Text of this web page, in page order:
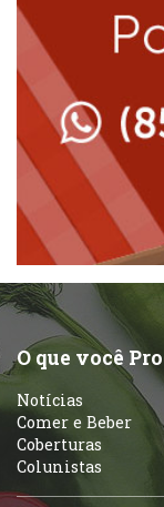
O que você
Notícias
Comer e Beber
Coberturas
Colunistas